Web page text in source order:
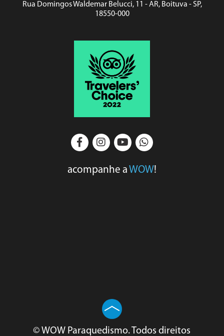
Rua Domingos Waldemar Belucci, 11 - AR, Boituva - SP,
18550-000
acompanhe aWOW!
© WOW Paraquedismo. Todos direitos